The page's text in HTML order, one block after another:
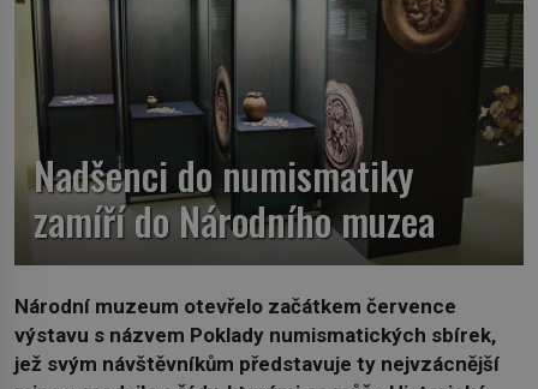
Nadšenci do numismatiky
zamíří do Národního muzea
Národní muzeum otevřelo začátkem července
výstavu s názvem Poklady numismatických sbírek,
jež svým návštěvníkům představuje ty nejvzácnější